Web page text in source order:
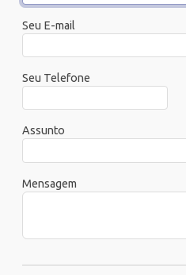
Seu E-mail
Seu Telefone
Assunto
Mensagem